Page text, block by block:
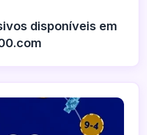
disponíveis em